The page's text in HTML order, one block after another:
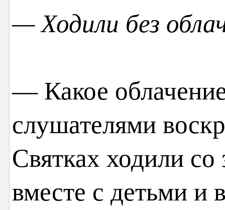
— Ходили без
— Какое
слушателями
Святках ходили со
вместе с детьми и